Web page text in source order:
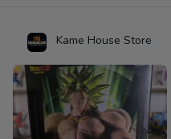
Kame House Store